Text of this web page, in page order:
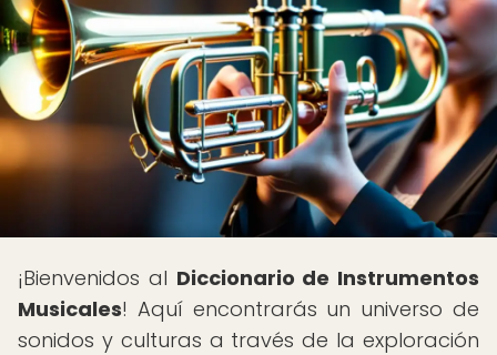
¡Bienvenidos al Diccionario de Instrumentos
Musicales! Aquí encontrarás un universo de
sonidos y culturas a través de la exploración